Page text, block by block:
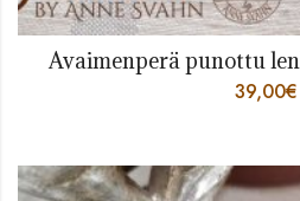
Avaimenperä punottu
39,00€